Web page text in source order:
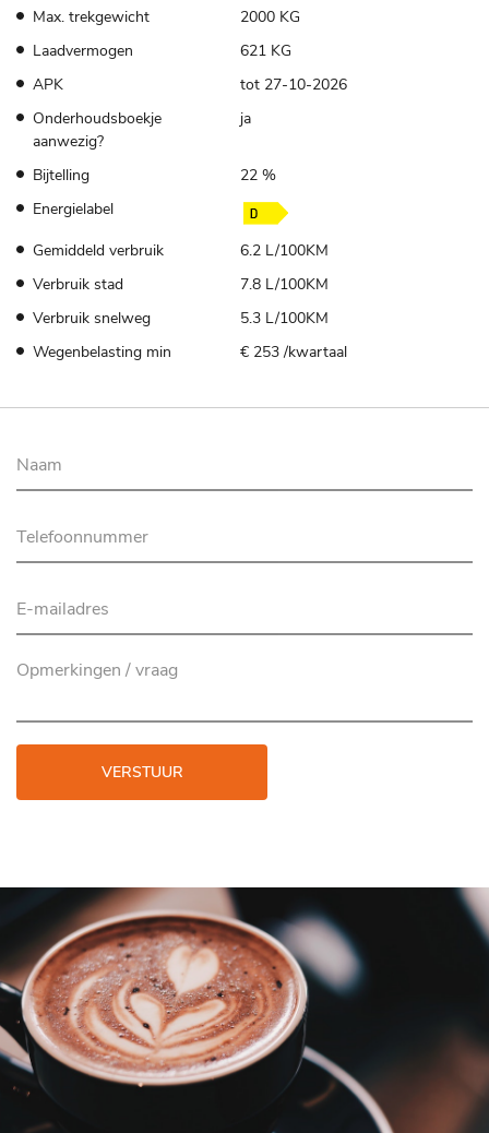
Max. trekgewicht
2000 KG
Laadvermogen
621 KG
APK
tot 27-10-2026
Onderhoudsboekje
aanwezig?
ja
Bijtelling
22 %
Energielabel
Gemiddeld verbruik
6.2 L/100KM
Verbruik stad
7.8 L/100KM
Verbruik snelweg
5.3 L/100KM
Wegenbelasting min
€ 253 /kwartaal
VERSTUUR